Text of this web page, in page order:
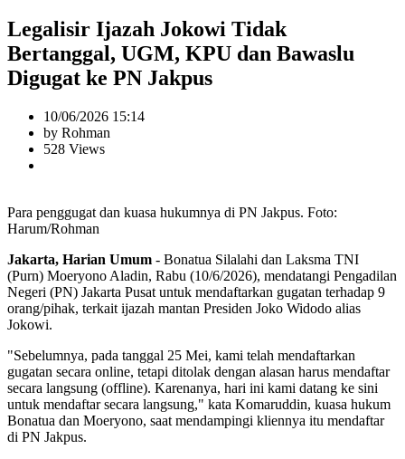
Legalisir Ijazah Jokowi Tidak
Bertanggal, UGM, KPU dan Bawaslu
Digugat ke PN Jakpus
10/06/2026 15:14
by Rohman
528 Views
Para penggugat dan kuasa hukumnya di PN Jakpus. Foto:
Harum/Rohman
Jakarta, Harian Umum - Bonatua Silalahi dan Laksma TNI
(Purn) Moeryono Aladin, Rabu (10/6/2026), mendatangi Pengadilan
Negeri (PN) Jakarta Pusat untuk mendaftarkan gugatan terhadap 9
orang/pihak, terkait ijazah mantan Presiden Joko Widodo alias
Jokowi.
"Sebelumnya, pada tanggal 25 Mei, kami telah mendaftarkan
gugatan secara online, tetapi ditolak dengan alasan harus mendaftar
secara langsung (offline). Karenanya, hari ini kami datang ke sini
untuk mendaftar secara langsung," kata Komaruddin, kuasa hukum
Bonatua dan Moeryono, saat mendampingi kliennya itu mendaftar
di PN Jakpus.